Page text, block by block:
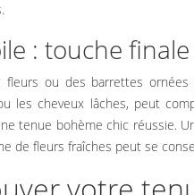
: touche
ou des barrettes
les cheveux lâches, peut
tenue bohème chic réussie.
de fleurs fraîches peut se